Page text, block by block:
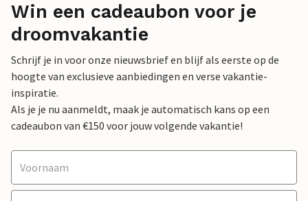
Win een cadeaubon voor je
droomvakantie
Schrijf je in voor onze nieuwsbrief en blijf als eerste op de
hoogte van exclusieve aanbiedingen en verse vakantie-
inspiratie.
Als je je nu aanmeldt, maak je automatisch kans op een
cadeaubon van €150 voor jouw volgende vakantie!